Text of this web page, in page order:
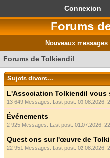
Connexion
Forums
Nouveaux messages
Forums de Tolkiendil
Sujets divers...
L'Association Tolkiendil vous
13 649 Messages. Last post: 03.08.2026,
Événements
2 925 Messages. Last post: 01.07.2026,
Questions sur l'œuvre de
22 951 Messages. Last post: 02.08.2026,